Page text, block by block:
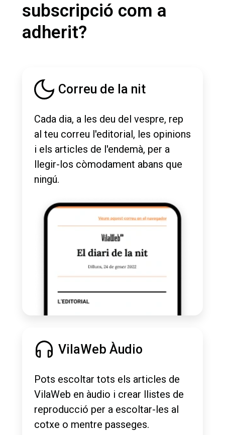
subscripció com a
adherit?
Correu de la nit
Cada dia, a les deu del vespre, rep
al teu correu l'editorial, les opinions
i els articles de l'endemà, per a
llegir-los còmodament abans que
ningú.
VilaWeb Àudio
Pots escoltar tots els articles de
VilaWeb en àudio i crear llistes de
reproducció per a escoltar-les al
cotxe o mentre passeges.